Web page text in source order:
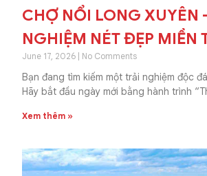
CHỢ NỔI LONG XUYÊN
NGHIỆM NÉT ĐẸP MIỀN
June 17, 2026 No Comments
Bạn đang tìm kiếm một trải nghiệm độc
Hãy bắt đầu ngày mới bằng hành trình
Xem thêm »